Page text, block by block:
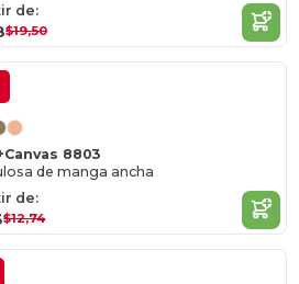
de:
$19,50
8803
de manga ancha
de:
$12,74